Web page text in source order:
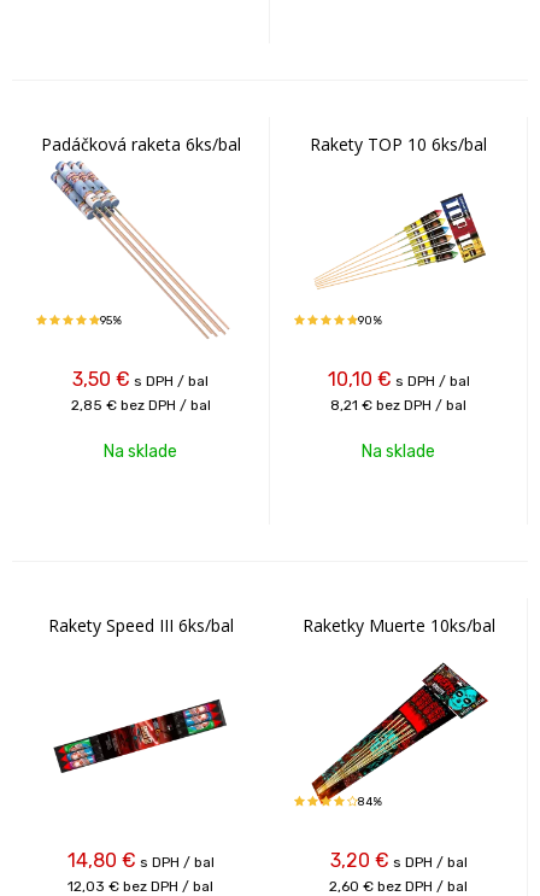
Padáčková raketa 6ks/bal
95%
3,50 € s DPH / bal
2,85 € bez DPH / bal
Na sklade
Rakety TOP 10 6ks/bal
90%
10,10 € s DPH / bal
8,21 € bez DPH / bal
Na sklade
Rakety Speed III 6ks/bal
14,80 € s DPH / bal
12,03 € bez DPH / bal
Raketky Muerte 10ks/bal
84%
3,20 € s DPH / bal
2,60 € bez DPH / bal